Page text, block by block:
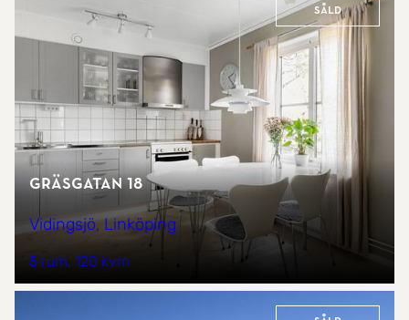
Såld
Gräsgatan 18
Vidingsjö, Linköping
5 rum 120 kvm